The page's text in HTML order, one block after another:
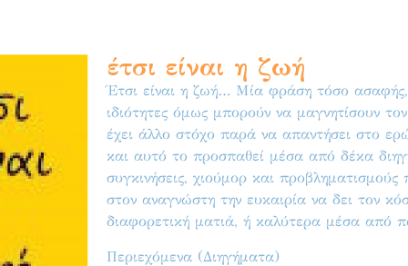
έτσι είναι η ζωή
Έτσι είναι η ζωή… Μία φράση τόσο
ιδιότητες όμως μπορούν να μαγνητίσουν
έχει άλλο στόχο παρά να απαντήσει στο
και αυτό το προσπαθεί μέσα από δέκα
συγκινήσεις, χιούμορ και
στον αναγνώστη την ευκαιρία να δει τον
διαφορετική ματιά, ή καλύτερα μέσα από
Περιεχόμενα (Διηγήματα)